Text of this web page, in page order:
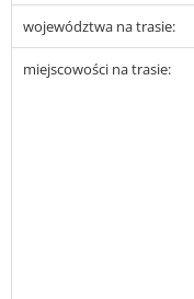
województwa na trasie:
miejscowości na trasie: